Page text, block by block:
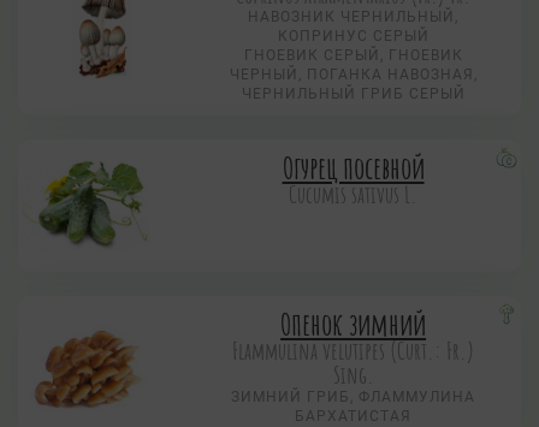
НАВОЗНИК ЧЕРНИЛЬНЫЙ,
КОПРИНУС СЕРЫЙ
ГНОЕВИК СЕРЫЙ, ГНОЕВИК
ЧЕРНЫЙ, ПОГАНКА НАВОЗНАЯ,
ЧЕРНИЛЬНЫЙ ГРИБ СЕРЫЙ
Огурец посевной
Cucumis sativus L.
Опенок зимний
Flammulina velutipes (Curt.: Fr.)
Sing.
ЗИМНИЙ ГРИБ, ФЛАММУЛИНА
БАРХАТИСТАЯ